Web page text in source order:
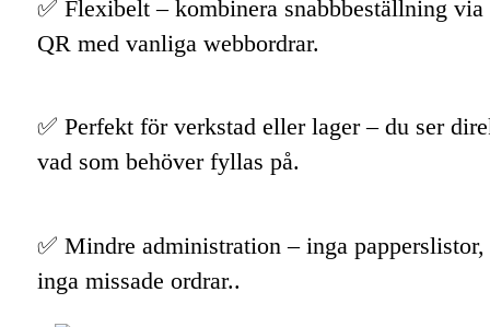
✅ Flexibelt – kombinera snabbbeställning via
QR med vanliga webbordrar.
✅ Perfekt för verkstad eller lager – du ser
vad som behöver fyllas på.
✅ Mindre administration – inga papperslistor,
inga missade ordrar..